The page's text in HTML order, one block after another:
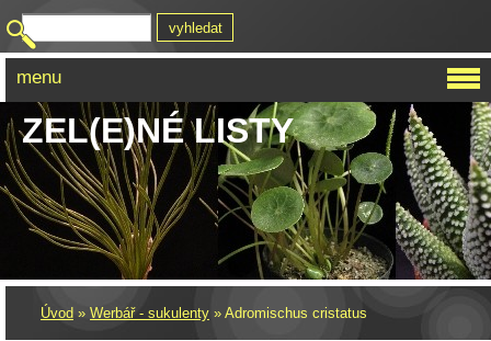
ZEL(E)NÉ LISTY
Úvod » Werbář - sukulenty » Adromischus cristatus
menu